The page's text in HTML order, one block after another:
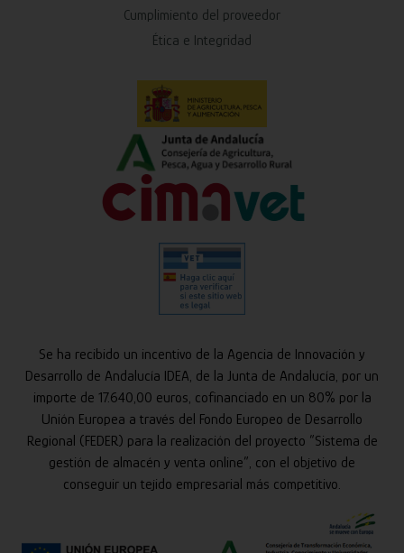
Cumplimiento del proveedor
Ética e Integridad
Se ha recibido un incentivo de la Agencia de Innovación y
Desarrollo de Andalucía IDEA, de la Junta de Andalucía, por un
importe de 17.640,00 euros, cofinanciado en un 80% por la
Unión Europea a través del Fondo Europeo de Desarrollo
Regional (FEDER) para la realización del proyecto “Sistema de
gestión de almacén y venta online”, con el objetivo de
conseguir un tejido empresarial más competitivo.